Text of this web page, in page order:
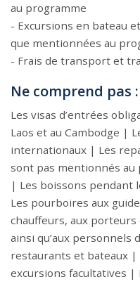
au programme
- Excursions en bateau
que mentionnées au
- Frais de transport et
Ne comprend pas :
Les visas d’entrées
Laos et au Cambodge |
internationaux | Les
sont pas mentionnés au
| Les boissons pendant
Les pourboires aux
chauffeurs, aux porteurs
ainsi qu’aux personnels
restaurants et bateaux |
excursions facultatives |